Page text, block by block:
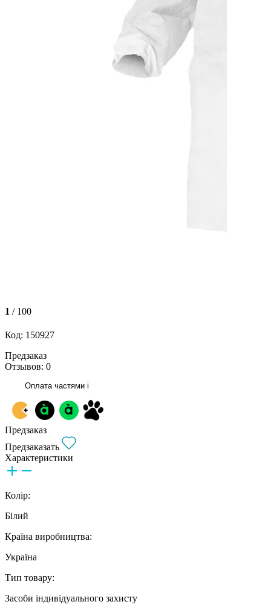
1 / 100
Код: 150927
Предзаказ
Отзывов: 0
Оплата частями i
Предзаказ
Предзаказать
Характеристики
Колір:
Білий
Країна виробництва:
Україна
Тип товару:
Засоби індивідуального захисту